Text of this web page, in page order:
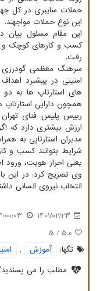
حملات سایبری در کل
این نوع حملات مواجهند.
کسب و کارهای کوچک و
رفت.
سرهنگ معظمی گودرزی
امنیتی در پیشبرد
های استارتاپ ها به
همچون دارایی
رییس پلیس فتای تهران
ارزش بیشتری دارد که
مدیران استارتاپی به
شرایط بتوانند کسب و
یعنی احراز هویت،
وی تصریح کرد: در این
انتخاب نیروی انسانی
1401/02/23
5.0
/ 5
تگها:
آموزش ,
مطلب را می